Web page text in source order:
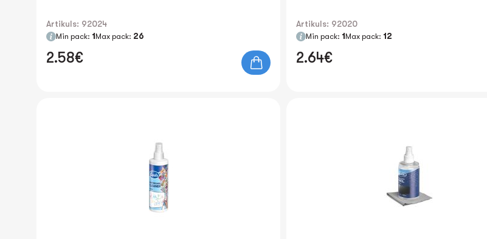
Artikuls: 92024
Min pack: 1Max pack: 26
2.58€
Artikuls: 92020
Min pack: 1Max pack: 12
2.64€